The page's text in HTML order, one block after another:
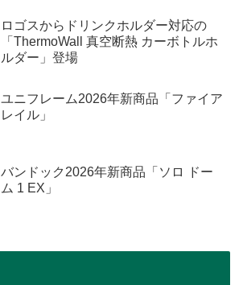
ロゴスからドリンクホルダー対応の
「ThermoWall 真空断熱 カーボトルホ
ルダー」登場
ユニフレーム2026年新商品「ファイア
レイル」
バンドック2026年新商品「ソロ ドー
ム 1 EX」